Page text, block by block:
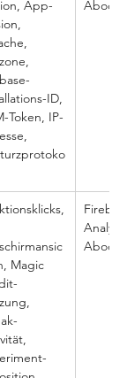
App-
ID,
Token, IP-
Abody-
Magic
Firebase
Abody-